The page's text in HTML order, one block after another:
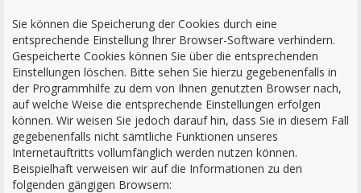
Sie können die Speicherung der Cookies durch eine
entsprechende Einstellung Ihrer Browser-Software verhindern.
Gespeicherte Cookies können Sie über die entsprechenden
Einstellungen löschen. Bitte sehen Sie hierzu gegebenenfalls in
der Programmhilfe zu dem von Ihnen genutzten Browser nach,
auf welche Weise die entsprechende Einstellungen erfolgen
können. Wir weisen Sie jedoch darauf hin, dass Sie in diesem Fall
gegebenenfalls nicht sämtliche Funktionen unseres
Internetauftritts vollumfänglich werden nutzen können.
Beispielhaft verweisen wir auf die Informationen zu den
folgenden gängigen Browsern: